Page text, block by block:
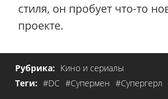
стиля, он пробует что-то
проекте.
Рубрика: Кино и сериалы
Теги: #DC #Супермен #Супергерл